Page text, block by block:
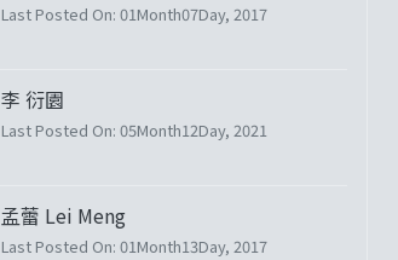
Last Posted On: 01Month07Day, 2017
李 衍園
Last Posted On: 05Month12Day, 2021
孟蕾 Lei Meng
Last Posted On: 01Month13Day, 2017